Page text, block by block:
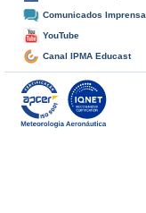
Comunicados Imprensa
YouTube
Canal IPMA Educast